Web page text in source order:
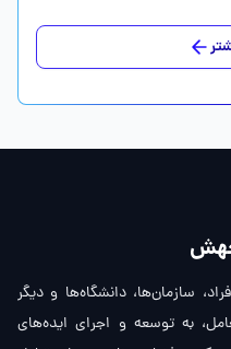
سازمان‌ها، دانشگاه‌ها و دیگر
به توسعه و اجرای ایده‌های